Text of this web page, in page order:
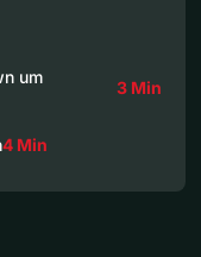
um
3 Min
4 Min